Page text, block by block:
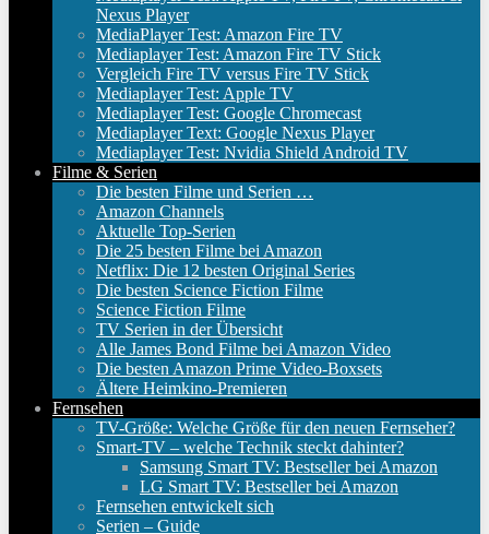
Nexus Player
MediaPlayer Test: Amazon Fire TV
Mediaplayer Test: Amazon Fire TV Stick
Vergleich Fire TV versus Fire TV Stick
Mediaplayer Test: Apple TV
Mediaplayer Test: Google Chromecast
Mediaplayer Text: Google Nexus Player
Mediaplayer Test: Nvidia Shield Android TV
Filme & Serien
Die besten Filme und Serien …
Amazon Channels
Aktuelle Top-Serien
Die 25 besten Filme bei Amazon
Netflix: Die 12 besten Original Series
Die besten Science Fiction Filme
Science Fiction Filme
TV Serien in der Übersicht
Alle James Bond Filme bei Amazon Video
Die besten Amazon Prime Video-Boxsets
Ältere Heimkino-Premieren
Fernsehen
TV-Größe: Welche Größe für den neuen Fernseher?
Smart-TV – welche Technik steckt dahinter?
Samsung Smart TV: Bestseller bei Amazon
LG Smart TV: Bestseller bei Amazon
Fernsehen entwickelt sich
Serien – Guide